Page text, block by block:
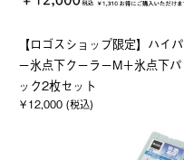
【ロゴスショップ限定】ハイパ
ー氷点下クーラーM＋氷点下パ
ック2枚セット
￥12,000 (税込)